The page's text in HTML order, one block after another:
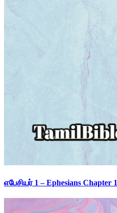
எபேசியர் 1 – Ephesians Chapter 1